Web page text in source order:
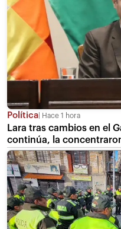
Política Hace 1 hora
Lara tras cambios en el
continúa, la